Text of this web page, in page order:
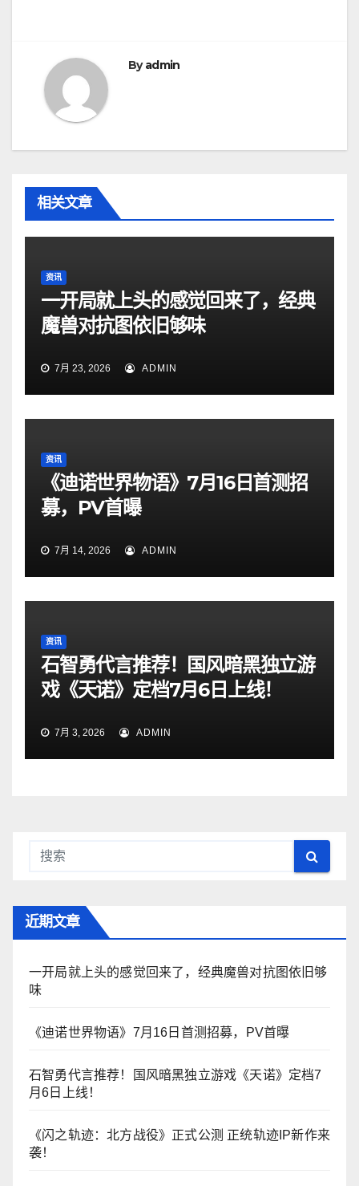
Byadmin
相关文章
资讯
一开局就上头的感觉回来了，经典
魔兽对抗图依旧够味
7月 23, 2026 ADMIN
资讯
《迪诺世界物语》7月16日首测招
募，PV首曝
7月 14, 2026 ADMIN
资讯
石智勇代言推荐！国风暗黑独立游
戏《天诺》定档7月6日上线！
7月 3, 2026 ADMIN
近期文章
一开局就上头的感觉回来了，经典魔兽对抗图依旧够
味
《迪诺世界物语》7月16日首测招募，PV首曝
石智勇代言推荐！国风暗黑独立游戏《天诺》定档7
月6日上线！
《闪之轨迹：北方战役》正式公测 正统轨迹IP新作来
袭！